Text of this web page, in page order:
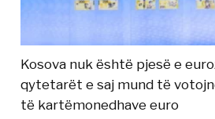
Kosova nuk është pjesë e
qytetarët e saj mund të
të kartëmonedhave euro